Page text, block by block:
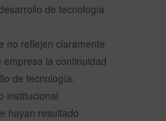
de tecnología
no reflejen claramente
empresa la continuidad
de tecnología.
institucional
hayan resultado